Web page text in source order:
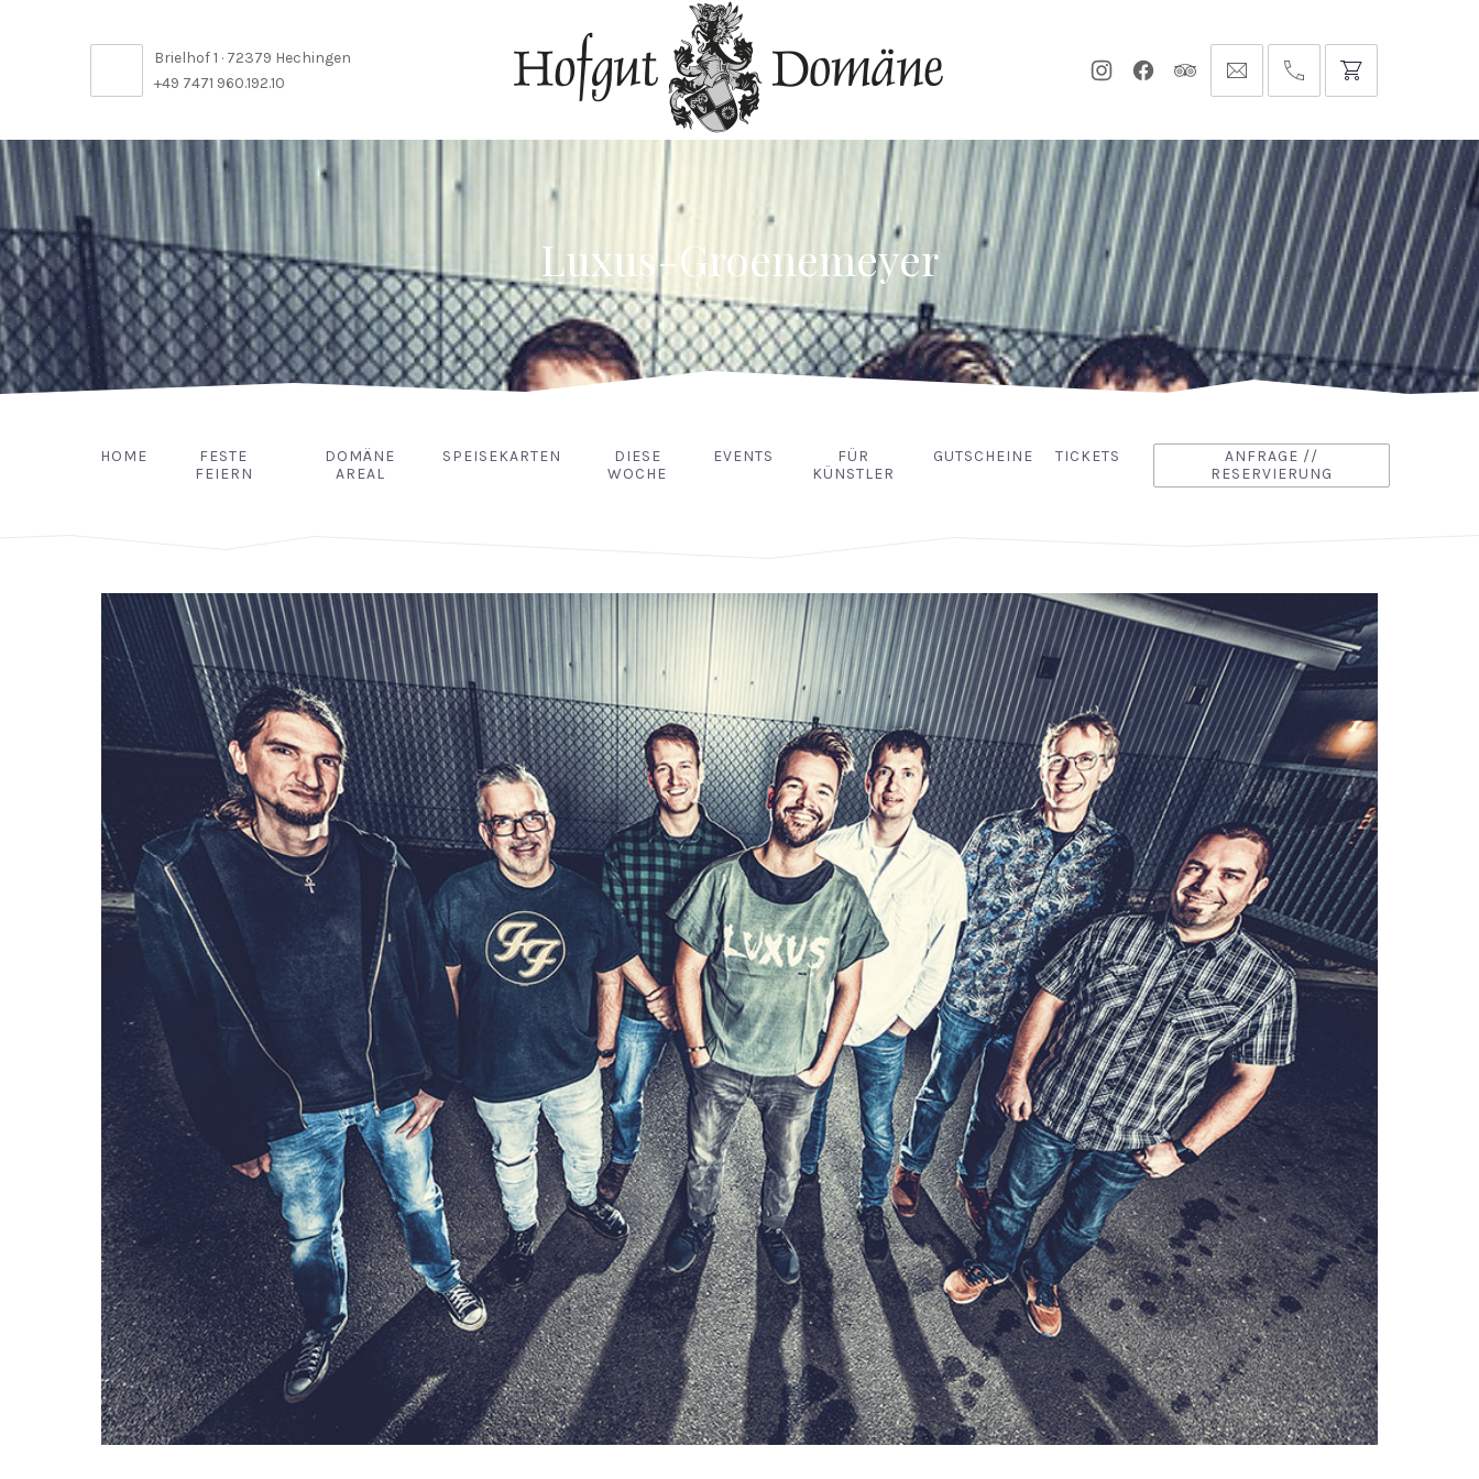
Brielhof 1 · 72379 Hechingen
+49 7471 960.192.10
NeuesNeuesNeues info@hofgut-0049747196019210
Luxus-Groenemeyer
HOME
FESTE
FEIERN
DOMÄNE
AREAL
SPEISEKARTEN
DIESE
WOCHE
EVENTS
FÜR
KÜNSTLER
GUTSCHEINE TICKETS
ANFRAGE //
RESERVIERUNG